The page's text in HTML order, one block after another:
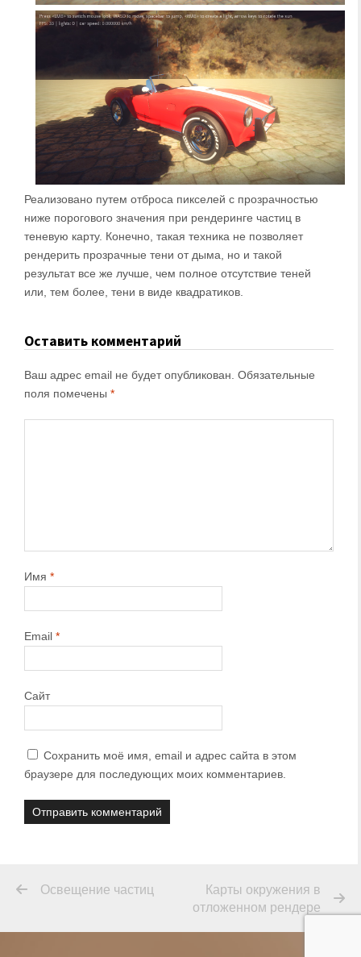
Реализовано путем отброса пикселей с прозрачностью
ниже порогового значения при рендеринге частиц в
теневую карту. Конечно, такая техника не позволяет
рендерить прозрачные тени от дыма, но и такой
результат все же лучше, чем полное отсутствие теней
или, тем более, тени в виде квадратиков.
Оставить комментарий
Ваш адрес email не будет опубликован. Обязательные
поля помечены *
Имя *
Email *
Сайт
Сохранить моё имя, email и адрес сайта в этом
браузере для последующих моих комментариев.
Освещение частиц
Карты окружения в
отложенном рендере